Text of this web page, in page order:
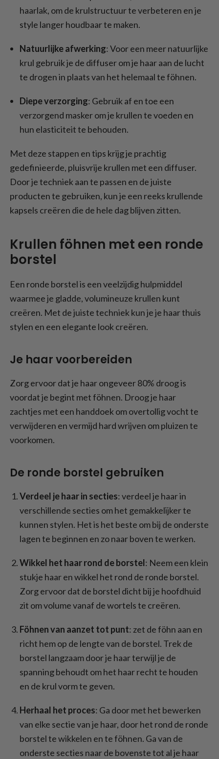
haarlak, om de krulstructuur te verbeteren en je
style langer houdbaar te maken.
Natuurlijke afwerking: Voor een meer natuurlijke
krul gebruik je de diffuser om je haar aan de lucht
te drogen in plaats van het helemaal te föhnen.
Diepe verzorging: Gebruik af en toe een
verzorgend masker om je krullen te voeden en
hun elasticiteit te behouden.
Met deze stappen en tips krijg je prachtig
gedefinieerde, pluisvrije krullen met een diffuser.
Door je techniek aan te passen en de juiste
producten te gebruiken, kun je een reeks krullende
kapsels creëren die de hele dag blijven zitten.
Krullen föhnen met een ronde
borstel
Een ronde borstel is een veelzijdig hulpmiddel
waarmee je gladde, volumineuze krullen kunt
creëren. Met de juiste techniek kun je je haar thuis
stylen en een elegante look creëren.
Je haar voorbereiden
Zorg ervoor dat je haar ongeveer 80% droog is
voordat je begint met föhnen. Droog je haar
zachtjes met een handdoek om overtollig vocht te
verwijderen en vermijd hard wrijven om pluizen te
voorkomen.
De ronde borstel gebruiken
Verdeel je haar in secties: verdeel je haar in
verschillende secties om het gemakkelijker te
kunnen stylen. Het is het beste om bij de onderste
lagen te beginnen en zo naar boven te werken.
Wikkel het haar rond de borstel: Neem een klein
stukje haar en wikkel het rond de ronde borstel.
Zorg ervoor dat de borstel dicht bij je hoofdhuid
zit om volume vanaf de wortels te creëren.
Föhnen van aanzet tot punt: zet de föhn aan en
richt hem op de lengte van de borstel. Trek de
borstel langzaam door je haar terwijl je de
spanning behoudt om het haar recht te houden
en de krul vorm te geven.
Herhaal het proces: Ga door met het bewerken
van elke sectie van je haar, door het rond de ronde
borstel te wikkelen en te föhnen. Ga van de
onderste secties naar de bovenste tot al je haar